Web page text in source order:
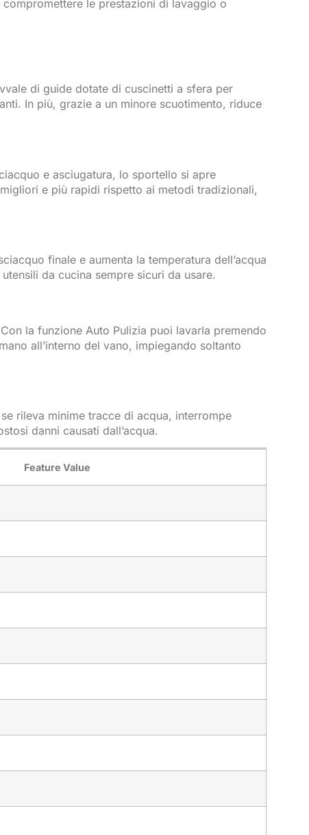
le prestazioni di lavaggio o
di guide dotate di cuscinetti a sfera per
In più, grazie a un minore scuotimento, riduce
e asciugatura, lo sportello si apre
e più rapidi rispetto ai metodi tradizionali,
finale e aumenta la temperatura dell’acqua
da cucina sempre sicuri da usare.
la funzione Auto Pulizia puoi lavarla premendo
all’interno del vano, impiegando soltanto
rileva minime tracce di acqua, interrompe
danni causati dall’acqua.
Feature Value